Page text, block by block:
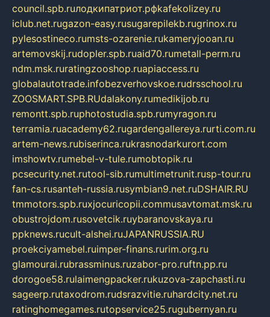
council.spb.ruлодкипатриот.рфkafekolizey.ru
iclub.net.rugazon-easy.rusugarepilekb.rugrinox.ru
pylesostineco.rumsts-ozarenie.rukameryjooan.ru
artemovskij.rudopler.spb.ruaid70.rumetall-perm.ru
ndm.msk.ruratingzooshop.ruapiaccess.ru
globalautotrade.infobezverhovskoe.rudrsschool.ru
ZOOSMART.SPB.RUdalakony.rumedikijob.ru
remontt.spb.ruphotostudia.spb.rumyragon.ru
terramia.ruacademy62.rugardengallereya.rurti.com.ru
artem-news.rubiserinca.rukrasnodarkurort.com
imshowtv.rumebel-v-tule.rumobtopik.ru
pcsecurity.net.rutool-sib.rumultimetrunit.rusp-tour.ru
fan-cs.rusanteh-russia.rusymbian9.net.ruDSHAIR.RU
tmmotors.spb.ruxjocuricopii.commusavtomat.msk.ru
obustrojdom.rusovetcik.ruybaranovskaya.ru
ppknews.rucult-alshei.ruJAPANRUSSIA.RU
proekciyamebel.ruimper-finans.rurim.org.ru
glamourai.rubrassminus.ruzabor-pro.ruftn.pp.ru
dorogoe58.rulaimengpacker.rukuzova-zapchasti.ru
sageerp.rutaxodrom.rudsrazvitie.ruhardcity.net.ru
ratinghomegames.rutopservice25.rugubernyan.ru